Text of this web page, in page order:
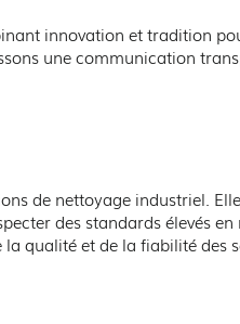
innovation et tradition
une communication
de nettoyage industriel.
des standards élevés
qualité et de la fiabilité des